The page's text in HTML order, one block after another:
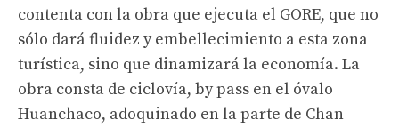
contenta con la obra que ejecuta el GORE, que no
sólo dará fluidez y embellecimiento a esta zona
turística, sino que dinamizará la economía. La
obra consta de ciclovía, by pass en el óvalo
Huanchaco, adoquinado en la parte de Chan